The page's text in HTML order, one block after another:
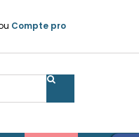
Compte pro